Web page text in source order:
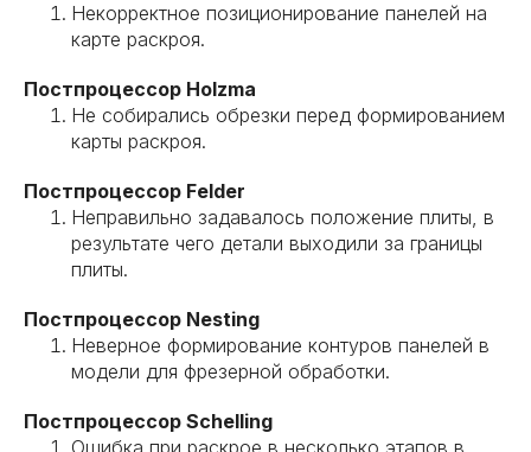
Некорректное позиционирование панелей на
карте раскроя.
Постпроцессор Holzma
Не собирались обрезки перед формированием
карты раскроя.
Постпроцессор Felder
Неправильно задавалось положение плиты, в
результате чего детали выходили за границы
плиты.
Постпроцессор Nesting
Неверное формирование контуров панелей в
модели для фрезерной обработки.
Постпроцессор Schelling
Ошибка при раскрое в несколько этапов в